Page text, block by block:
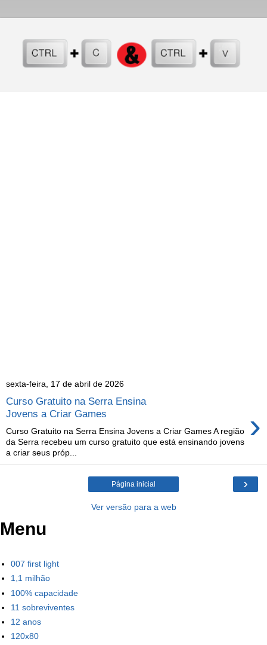
sexta-feira, 17 de abril de 2026
Curso Gratuito na Serra Ensina
Jovens a Criar Games
›
Curso Gratuito na Serra Ensina Jovens a Criar Games A região
da Serra recebeu um curso gratuito que está ensinando jovens
a criar seus próp...
›
Página inicial
Ver versão para a web
Menu
007 first light
1,1 milhão
100% capacidade
11 sobreviventes
12 anos
120x80